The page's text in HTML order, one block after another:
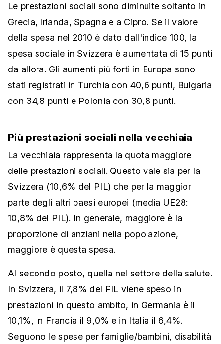
Le prestazioni sociali sono diminuite soltanto in
Grecia, Irlanda, Spagna e a Cipro. Se il valore
della spesa nel 2010 è dato dall'indice 100, la
spesa sociale in Svizzera è aumentata di 15 punti
da allora. Gli aumenti più forti in Europa sono
stati registrati in Turchia con 40,6 punti, Bulgaria
con 34,8 punti e Polonia con 30,8 punti.
Più prestazioni sociali nella vecchiaia
La vecchiaia rappresenta la quota maggiore
delle prestazioni sociali. Questo vale sia per la
Svizzera (10,6% del PIL) che per la maggior
parte degli altri paesi europei (media UE28:
10,8% del PIL). In generale, maggiore è la
proporzione di anziani nella popolazione,
maggiore è questa spesa.
Al secondo posto, quella nel settore della salute.
In Svizzera, il 7,8% del PIL viene speso in
prestazioni in questo ambito, in Germania è il
10,1%, in Francia il 9,0% e in Italia il 6,4%.
Seguono le spese per famiglie/bambini, disabilità